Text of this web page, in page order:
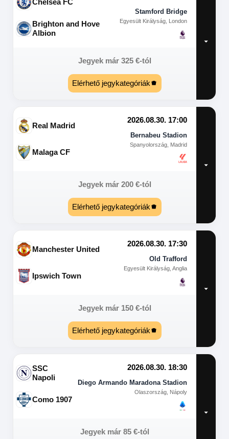
Chelsea FC
Stamford Bridge
Egyesült Királyság, London
Brighton and Hove
Albion
Jegyek már 325 €-tól
Elérhető jegykategóriák
Real Madrid
2026.08.30. 17:00
Bernabeu Stadion
Spanyolország, Madrid
Malaga CF
Jegyek már 200 €-tól
Elérhető jegykategóriák
Manchester United
2026.08.30. 17:30
Old Trafford
Egyesült Királyság, Anglia
Ipswich Town
Jegyek már 150 €-tól
Elérhető jegykategóriák
SSC
Napoli
2026.08.30. 18:30
Diego Armando Maradona Stadion
Olaszország, Nápoly
Como 1907
Jegyek már 85 €-tól